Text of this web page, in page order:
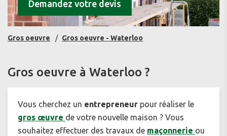
Demandez votre devis
Gros oeuvre Gros oeuvre - Waterloo
Gros oeuvre à Waterloo ?
Vous cherchez un entrepreneur pour réaliser le
gros œuvre de votre nouvelle maison ? Vous
souhaitez effectuer des travaux de maçonnerie ou